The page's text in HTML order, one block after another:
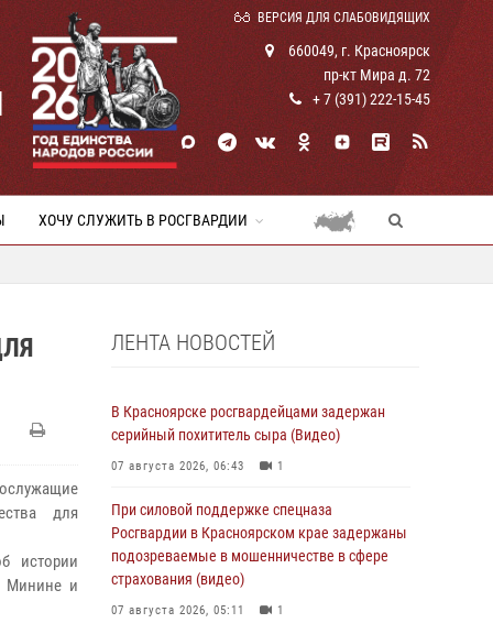
ВЕРСИЯ ДЛЯ СЛАБОВИДЯЩИХ
660049, г. Красноярск
пр-кт Мира д. 72
+ 7 (391) 222-15-45
ХОЧУ СЛУЖИТЬ В РОСГВАРДИИ
для
истории
Минине и
ЛЕНТА НОВОСТЕЙ
В Красноярске росгвардейцами задержан
серийный похититель сыра (Видео)
07 августа 2026, 06:43 1
При силовой поддержке спецназа
Росгвардии в Красноярском крае задержаны
подозреваемые в мошенничестве в сфере
страхования (видео)
07 августа 2026, 05:11 1